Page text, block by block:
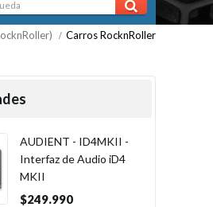
Carros RocknRoller
AUDIENT - ID4MKII -
Interfaz de Audio iD4
MKII
$249.990